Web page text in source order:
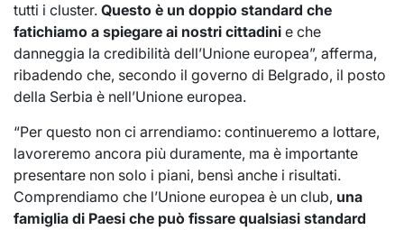
tutti i cluster. Questo è un doppio standard che
fatichiamo a spiegare ai nostri cittadini e che
danneggia la credibilità dell’Unione europea”, afferma,
ribadendo che, secondo il governo di Belgrado, il posto
della Serbia è nell’Unione europea.
“Per questo non ci arrendiamo: continueremo a lottare,
lavoreremo ancora più duramente, ma è importante
presentare non solo i piani, bensì anche i risultati.
Comprendiamo che l’Unione europea è un club, una
famiglia di Paesi che può fissare qualsiasi standard